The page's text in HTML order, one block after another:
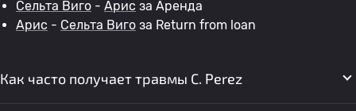
Сельта Виго - Арис за Аренда
Арис - Сельта Виго за Return from loan
Как часто получает травмы C. Perez